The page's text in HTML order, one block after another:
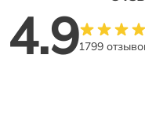
4.91799